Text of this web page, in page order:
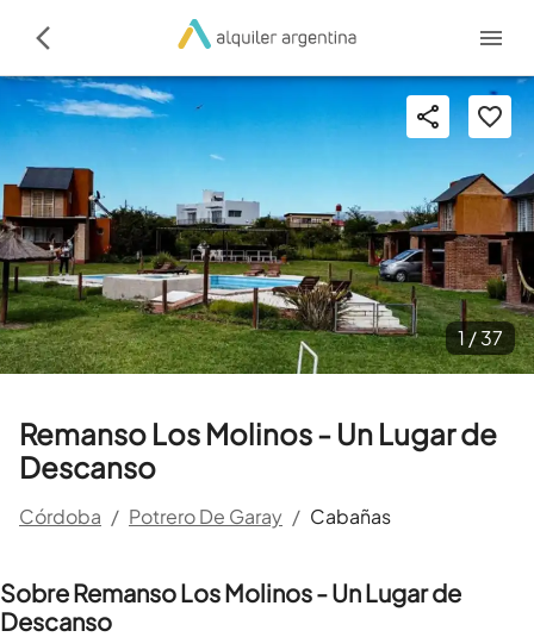
Remanso Los Molinos - Un Lugar de
Descanso
Córdoba / Potrero De Garay / Cabañas
1 /37
Sobre Remanso Los Molinos - Un Lugar de
Descanso